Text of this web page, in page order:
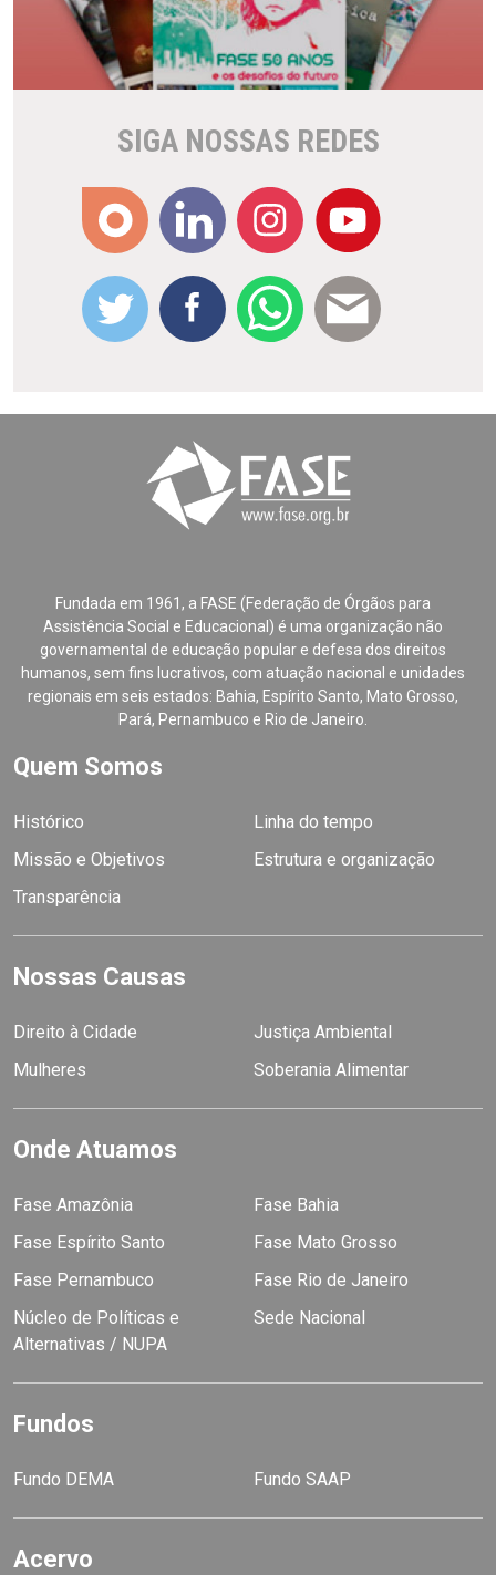
SIGA NOSSAS REDES
Fundada em 1961, a FASE (Federação de Órgãos para
Assistência Social e Educacional) é uma organização não
governamental de educação popular e defesa dos direitos
humanos, sem fins lucrativos, com atuação nacional e unidades
regionais em seis estados: Bahia, Espírito Santo, Mato Grosso,
Pará, Pernambuco e Rio de Janeiro.
Quem Somos
Histórico
Linha do tempo
Missão e Objetivos
Estrutura e organização
Transparência
Nossas Causas
Direito à Cidade
Justiça Ambiental
Mulheres
Soberania Alimentar
Onde Atuamos
Fase Amazônia
Fase Bahia
Fase Espírito Santo
Fase Mato Grosso
Fase Pernambuco
Fase Rio de Janeiro
Núcleo de Políticas e
Alternativas / NUPA
Sede Nacional
Fundos
Fundo DEMA Fundo SAAP
Acervo